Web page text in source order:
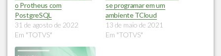
o Protheus com
PostgreSQL
31 de agosto de 2022
Em "TOTVS"
se programar em um
ambiente TCloud
13 de maio de 2021
Em "TOTVS"